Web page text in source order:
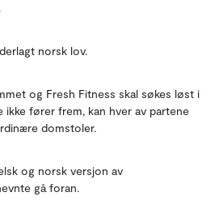
norsk lov.
og Fresh Fitness skal søkes løst i
ikke fører frem, kan hver av partene
domstoler.
og norsk versjon av
gå foran.